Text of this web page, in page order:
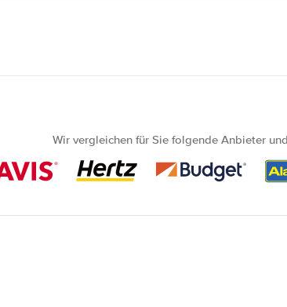
Wir vergleichen für Sie folgende Anbieter